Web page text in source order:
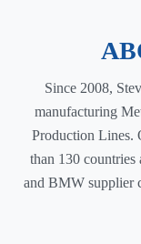
Since 2008,
manufacturing
Production Lines.
than 130
and BMW supplier